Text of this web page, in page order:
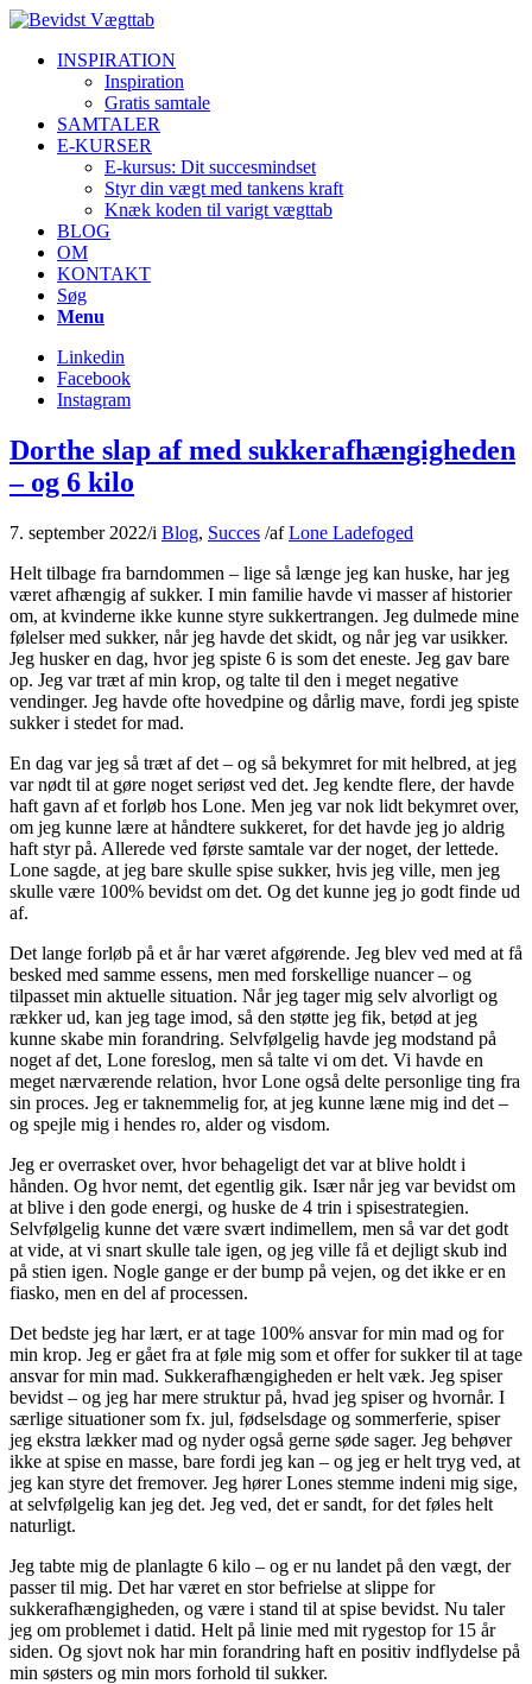
INSPIRATION
Inspiration
Gratis samtale
SAMTALER
E-KURSER
E-kursus: Dit succesmindset
Styr din vægt med tankens kraft
Knæk koden til varigt vægttab
BLOG
OM
KONTAKT
Søg
Menu
Linkedin
Facebook
Instagram
Dorthe slap af med sukkerafhængigheden
– og 6 kilo
7. september 2022/i Blog, Succes /afLone Ladefoged
Helt tilbage fra barndommen – lige så længe jeg kan huske, har jeg
været afhængig af sukker. I min familie havde vi masser af historier
om, at kvinderne ikke kunne styre sukkertrangen. Jeg dulmede mine
følelser med sukker, når jeg havde det skidt, og når jeg var usikker.
Jeg husker en dag, hvor jeg spiste 6 is som det eneste. Jeg gav bare
op. Jeg var træt af min krop, og talte til den i meget negative
vendinger. Jeg havde ofte hovedpine og dårlig mave, fordi jeg spiste
sukker i stedet for mad.
En dag var jeg så træt af det – og så bekymret for mit helbred, at jeg
var nødt til at gøre noget seriøst ved det. Jeg kendte flere, der havde
haft gavn af et forløb hos Lone. Men jeg var nok lidt bekymret over,
om jeg kunne lære at håndtere sukkeret, for det havde jeg jo aldrig
haft styr på. Allerede ved første samtale var der noget, der lettede.
Lone sagde, at jeg bare skulle spise sukker, hvis jeg ville, men jeg
skulle være 100% bevidst om det. Og det kunne jeg jo godt finde ud
af.
Det lange forløb på et år har været afgørende. Jeg blev ved med at få
besked med samme essens, men med forskellige nuancer – og
tilpasset min aktuelle situation. Når jeg tager mig selv alvorligt og
rækker ud, kan jeg tage imod, så den støtte jeg fik, betød at jeg
kunne skabe min forandring. Selvfølgelig havde jeg modstand på
noget af det, Lone foreslog, men så talte vi om det. Vi havde en
meget nærværende relation, hvor Lone også delte personlige ting fra
sin proces. Jeg er taknemmelig for, at jeg kunne læne mig ind det –
og spejle mig i hendes ro, alder og visdom.
Jeg er overrasket over, hvor behageligt det var at blive holdt i
hånden. Og hvor nemt, det egentlig gik. Især når jeg var bevidst om
at blive i den gode energi, og huske de 4 trin i spisestrategien.
Selvfølgelig kunne det være svært indimellem, men så var det godt
at vide, at vi snart skulle tale igen, og jeg ville få et dejligt skub ind
på stien igen. Nogle gange er der bump på vejen, og det ikke er en
fiasko, men en del af processen.
Det bedste jeg har lært, er at tage 100% ansvar for min mad og for
min krop. Jeg er gået fra at føle mig som et offer for sukker til at tage
ansvar for min mad. Sukkerafhængigheden er helt væk. Jeg spiser
bevidst – og jeg har mere struktur på, hvad jeg spiser og hvornår. I
særlige situationer som fx. jul, fødselsdage og sommerferie, spiser
jeg ekstra lækker mad og nyder også gerne søde sager. Jeg behøver
ikke at spise en masse, bare fordi jeg kan – og jeg er helt tryg ved, at
jeg kan styre det fremover. Jeg hører Lones stemme indeni mig sige,
at selvfølgelig kan jeg det. Jeg ved, det er sandt, for det føles helt
naturligt.
Jeg tabte mig de planlagte 6 kilo – og er nu landet på den vægt, der
passer til mig. Det har været en stor befrielse at slippe for
sukkerafhængigheden, og være i stand til at spise bevidst. Nu taler
jeg om problemet i datid. Helt på linie med mit rygestop for 15 år
siden. Og sjovt nok har min forandring haft en positiv indflydelse på
min søsters og min mors forhold til sukker.